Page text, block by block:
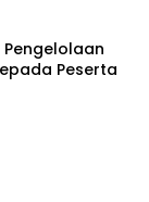
Pengelolaan
Peserta